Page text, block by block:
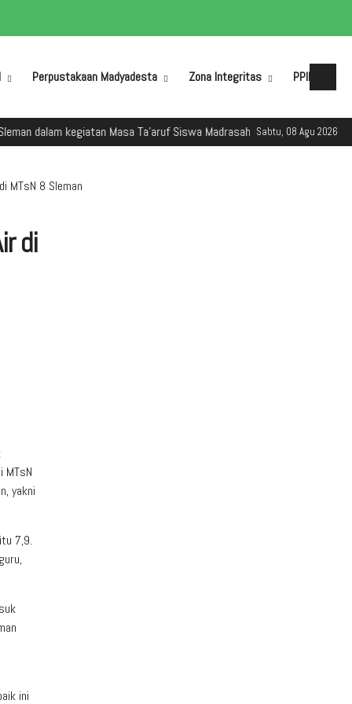
Perpustakaan Madyadesta Zona Integritas PPID
Sabtu, 08 Agu 2026
Masa Ta'aruf Siswa Madrasah (MATSAMA) Tahun Ajaran 2025/
MTsN 8 Sleman
di
MTsN
yakni
7,9.
ini